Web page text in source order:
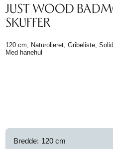
JUST WOOD
SKUFFER
120 cm, Naturolieret, Gribeliste,
Med hanehul
Bredde: 120 cm